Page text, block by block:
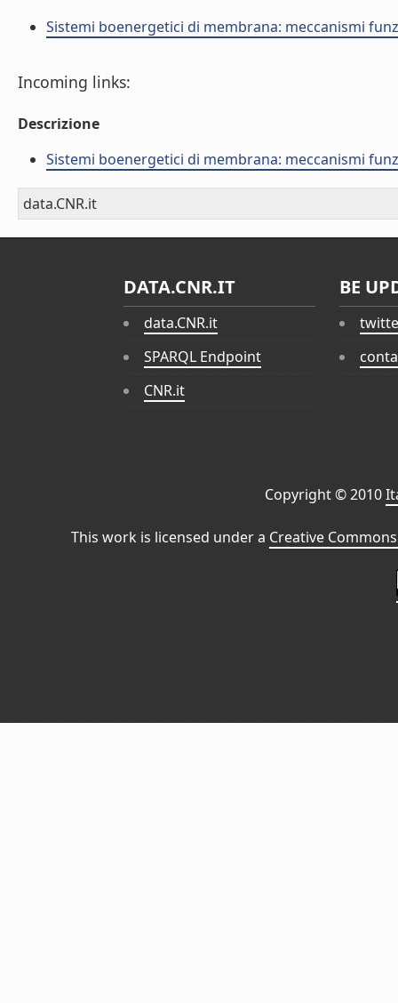
Sistemi boenergetici di membrana: meccanismi
Incoming links:
Descrizione
Sistemi boenergetici di membrana: meccanismi
data.CNR.it
DATA.CNR.IT
data.CNR.it
SPARQL Endpoint
CNR.it
BE
Copyright © 2010
This work is licensed under a Creative